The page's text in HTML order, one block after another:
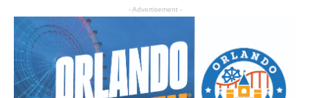
- Advertisement -